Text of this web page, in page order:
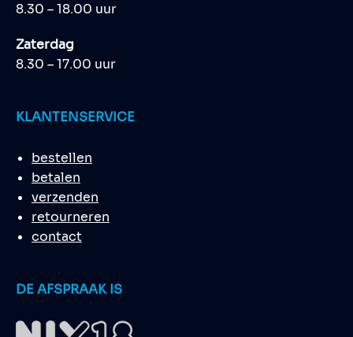
8.30 – 18.00 uur
Zaterdag
8.30 – 17.00 uur
KLANTENSERVICE
bestellen
betalen
verzenden
retourneren
contact
DE AFSPRAAK IS